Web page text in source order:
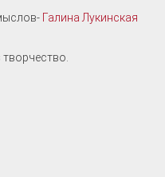
Галина Лукинская